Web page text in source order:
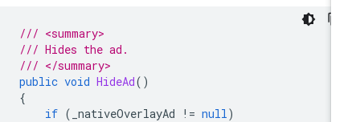
/// <summary>
/// Hides the ad.
/// </summary>
public void HideAd
if
(_nativeOverlayAd != null